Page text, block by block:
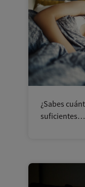
¿Sabes
suficientes…